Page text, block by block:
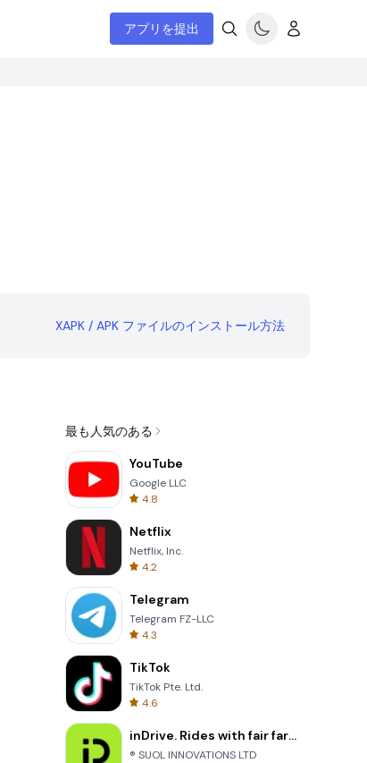
アプリを提出
XAPK / APK ファイルのインストール方法
最も人気のある
YouTube
Google LLC
4.8
Netflix
Netflix, Inc.
4.2
Telegram
Telegram FZ-LLC
4.3
TikTok
TikTok Pte. Ltd.
4.6
inDrive. Rides with fair fares
® SUOL INNOVATIONS LTD